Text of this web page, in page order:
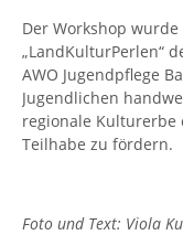
Der Workshop
„LandKulturPerlen“
AWO Jugendpflege
Jugendlichen
regionale
Teilhabe zu fördern.
Foto und Text: Viola